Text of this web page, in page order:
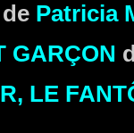
de Patricia
GARÇON
LE